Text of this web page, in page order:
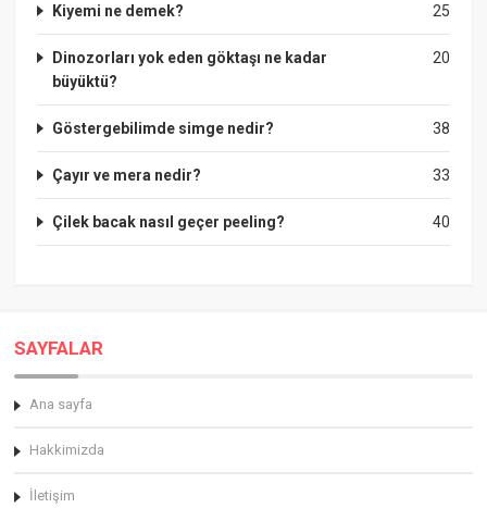
25
Kiyemi ne demek?
20
Dinozorları yok eden göktaşı ne kadar
büyüktü?
38
Göstergebilimde simge nedir?
33
Çayır ve mera nedir?
40
Çilek bacak nasıl geçer peeling?
SAYFALAR
Ana sayfa
Hakkimizda
İletişim